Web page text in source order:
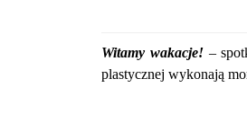
Witamy wakacje!–
plastycznej wykonają